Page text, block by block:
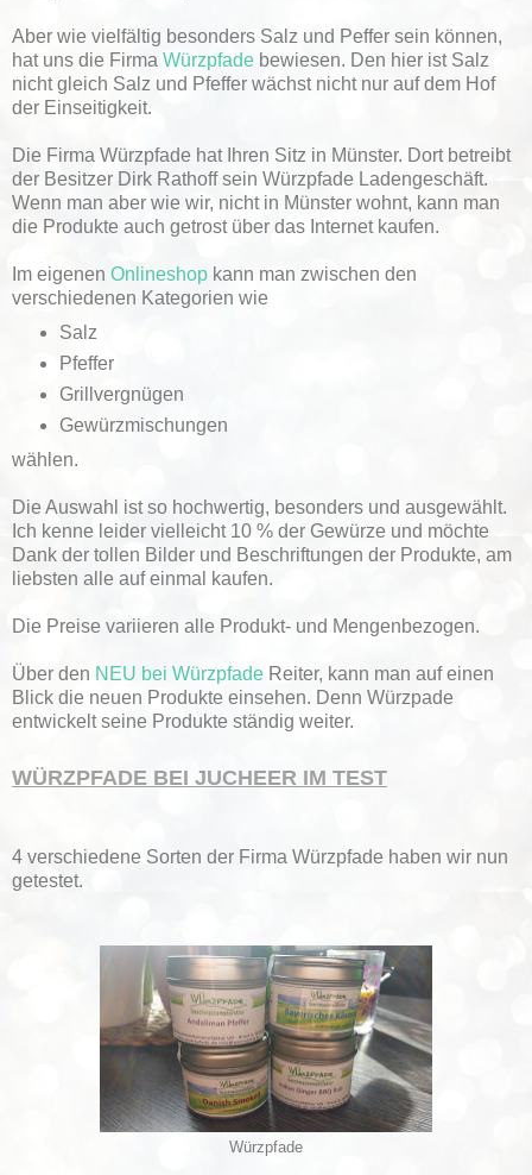
Aber wie vielfältig besonders Salz und Peffer sein können,
hat uns die Firma Würzpfade bewiesen. Den hier ist Salz
nicht gleich Salz und Pfeffer wächst nicht nur auf dem Hof
der Einseitigkeit.
Die Firma Würzpfade hat Ihren Sitz in Münster. Dort betreibt
der Besitzer Dirk Rathoff sein Würzpfade Ladengeschäft.
Wenn man aber wie wir, nicht in Münster wohnt, kann man
die Produkte auch getrost über das Internet kaufen.
Im eigenen Onlineshop kann man zwischen den
verschiedenen Kategorien wie
Salz
Pfeffer
Grillvergnügen
Gewürzmischungen
wählen.
Die Auswahl ist so hochwertig, besonders und ausgewählt.
Ich kenne leider vielleicht 10 % der Gewürze und möchte
Dank der tollen Bilder und Beschriftungen der Produkte, am
liebsten alle auf einmal kaufen.
Die Preise variieren alle Produkt- und Mengenbezogen.
Über den NEU bei Würzpfade Reiter, kann man auf einen
Blick die neuen Produkte einsehen. Denn Würzpade
entwickelt seine Produkte ständig weiter.
WÜRZPFADE BEI JUCHEER IM TEST
4 verschiedene Sorten der Firma Würzpfade haben wir nun
getestet.
Würzpfade